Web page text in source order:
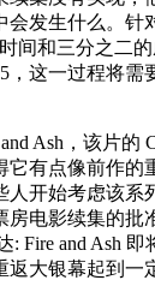
会发生什么。针
间和三分之二
，这一过程将需
Ash，该片的
它有点像前作的
人开始考虑该系
房电影续集的批
: Fire and Ash
大银幕起到一